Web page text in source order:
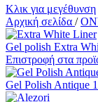
Κλικ για μεγέθυνση
Αρχική σελίδα /
Gel polish Extra
Επιστροφή στα
Gel Polish Antique